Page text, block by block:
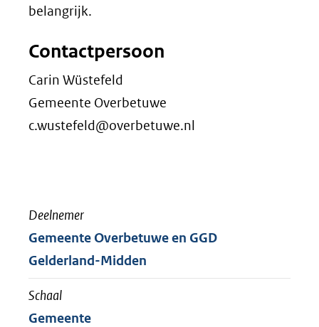
belangrijk.
Contactpersoon
Carin Wüstefeld
Gemeente Overbetuwe
c.wustefeld@overbetuwe.nl
Deelnemer
Gemeente Overbetuwe en GGD
Gelderland-Midden
Schaal
Gemeente